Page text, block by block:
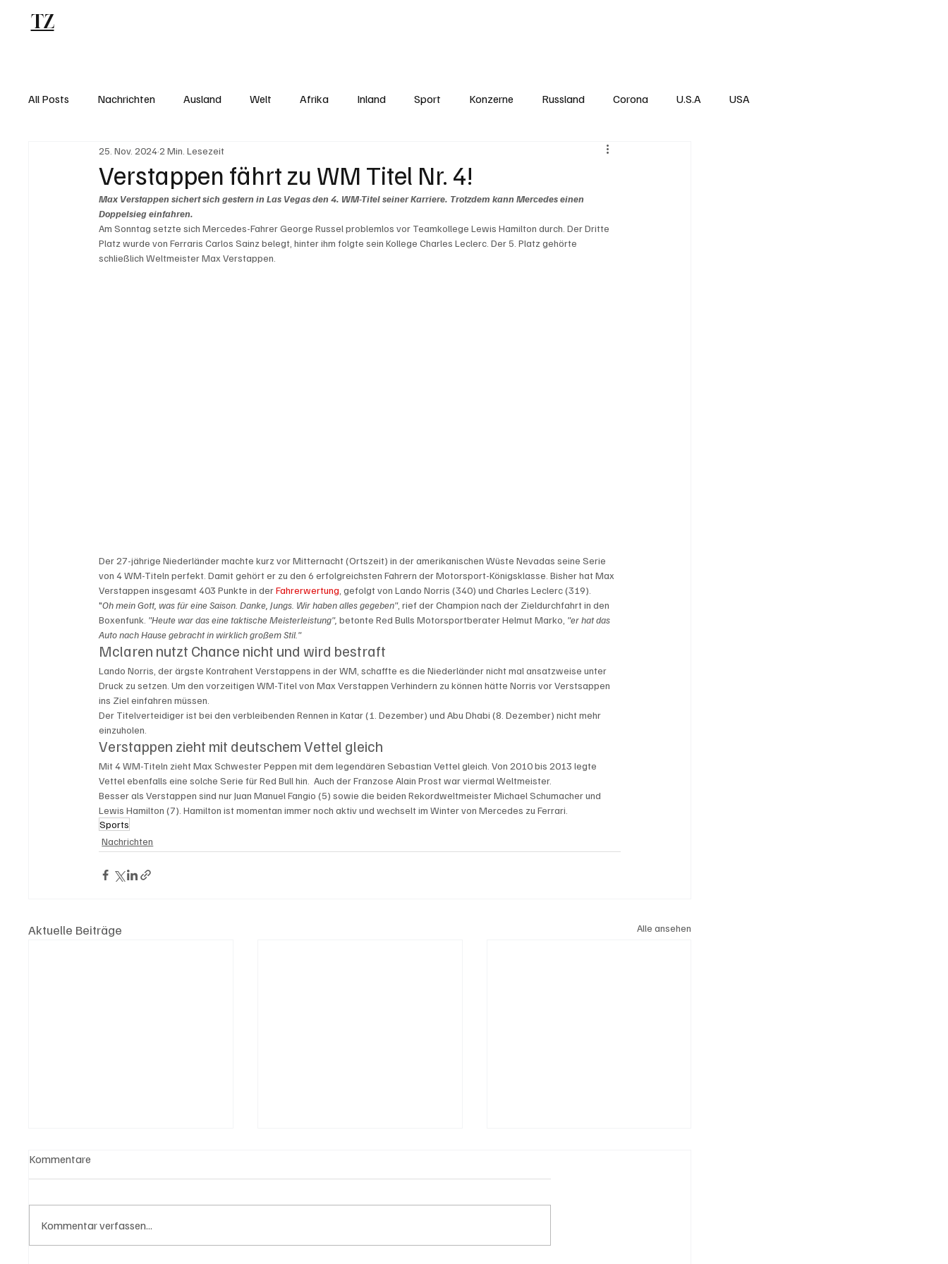
TZ
All Posts Nachrichten Ausland Welt Afrika Inland Sport Konzerne Russland Corona U.S.A USA
Verstappen fährt zu WM Titel Nr. 4!
25. Nov. 20242 Min. Lesezeit
Max Verstappen sichert sich gestern in Las Vegas den 4. WM-Titel seiner Karriere. Trotzdem kann Mercedes einen
Doppelsieg einfahren.
Am Sonntag setzte sich Mercedes-Fahrer George Russel problemlos vor Teamkollege Lewis Hamilton durch. Der Dritte
Platz wurde von Ferraris Carlos Sainz belegt, hinter ihm folgte sein Kollege Charles Leclerc. Der 5. Platz gehörte
schließlich Weltmeister Max Verstappen.
Der 27-jährige Niederländer machte kurz vor Mitternacht (Ortszeit) in der amerikanischen Wüste Nevadas seine Serie
von 4 WM-Titeln perfekt. Damit gehört er zu den 6 erfolgreichsten Fahrern der Motorsport-Königsklasse. Bisher hat Max
Verstappen insgesamt 403 Punkte in der Fahrerwertung , gefolgt von Lando Norris (340) und Charles Leclerc (319).
"Oh mein Gott, was für eine Saison. Danke, Jungs. Wir haben alles gegeben", rief der Champion nach der Zieldurchfahrt in den
Boxenfunk. "Heute war das eine taktische Meisterleistung", betonte Red Bulls Motorsportberater Helmut Marko, "er hat das
Auto nach Hause gebracht in wirklich großem Stil."
Mclaren nutzt Chance nicht und wird bestraft
Lando Norris, der ärgste Kontrahent Verstappens in der WM, schaffte es die Niederländer nicht mal ansatzweise unter
Druck zu setzen. Um den vorzeitigen WM-Titel von Max Verstappen Verhindern zu können hätte Norris vor Verstsappen
ins Ziel einfahren müssen.
Der Titelverteidiger ist bei den verbleibenden Rennen in Katar (1. Dezember) und Abu Dhabi (8. Dezember) nicht mehr
einzuholen.
Verstappen zieht mit deutschem Vettel gleich
Mit 4 WM-Titeln zieht Max Schwester Peppen mit dem legendären Sebastian Vettel gleich. Von 2010 bis 2013 legte
Vettel ebenfalls eine solche Serie für Red Bull hin.  Auch der Franzose Alain Prost war viermal Weltmeister.
Besser als Verstappen sind nur Juan Manuel Fangio (5) sowie die beiden Rekordweltmeister Michael Schumacher und
Lewis Hamilton (7). Hamilton ist momentan immer noch aktiv und wechselt im Winter von Mercedes zu Ferrari.
Sports
Nachrichten
Aktuelle Beiträge Alle ansehen
Kommentare
Kommentar verfassen...